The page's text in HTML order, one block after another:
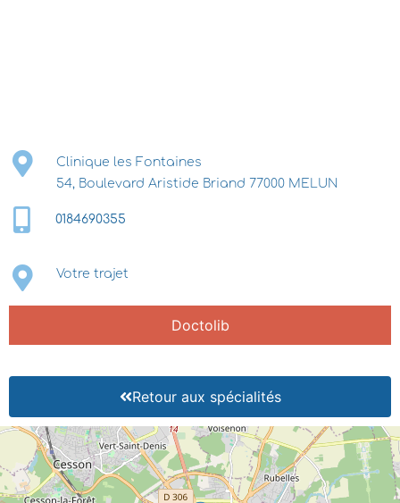
Clinique les Fontaines
54, Boulevard Aristide Briand 77000 MELUN
0184690355
Votre trajet
Doctolib
Retour aux spécialités